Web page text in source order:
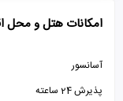
امکانات هتل و محل
آسانسور
پذیرش 24 ساعته